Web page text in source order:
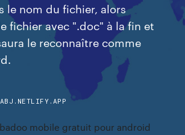
le nom du fichier, alors
fichier avec ".doc" à la fin et
le reconnaître comme
mobile gratuit pour android